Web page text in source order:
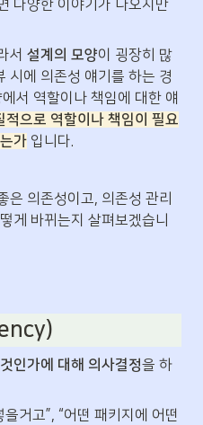
다양한 이야기가 나오지만
서 설계의 모양이 굉장히 많
시에 의존성 얘기를 하는 경
서 역할이나 책임에 대한 얘
적으로 역할이나 책임이 필요
가 입니다.
은 의존성이고, 의존성 관리
게 바뀌는지 살펴보겠습니
인가에 대해 의사결정을 하
거고”, “어떤 패키지에 어떤